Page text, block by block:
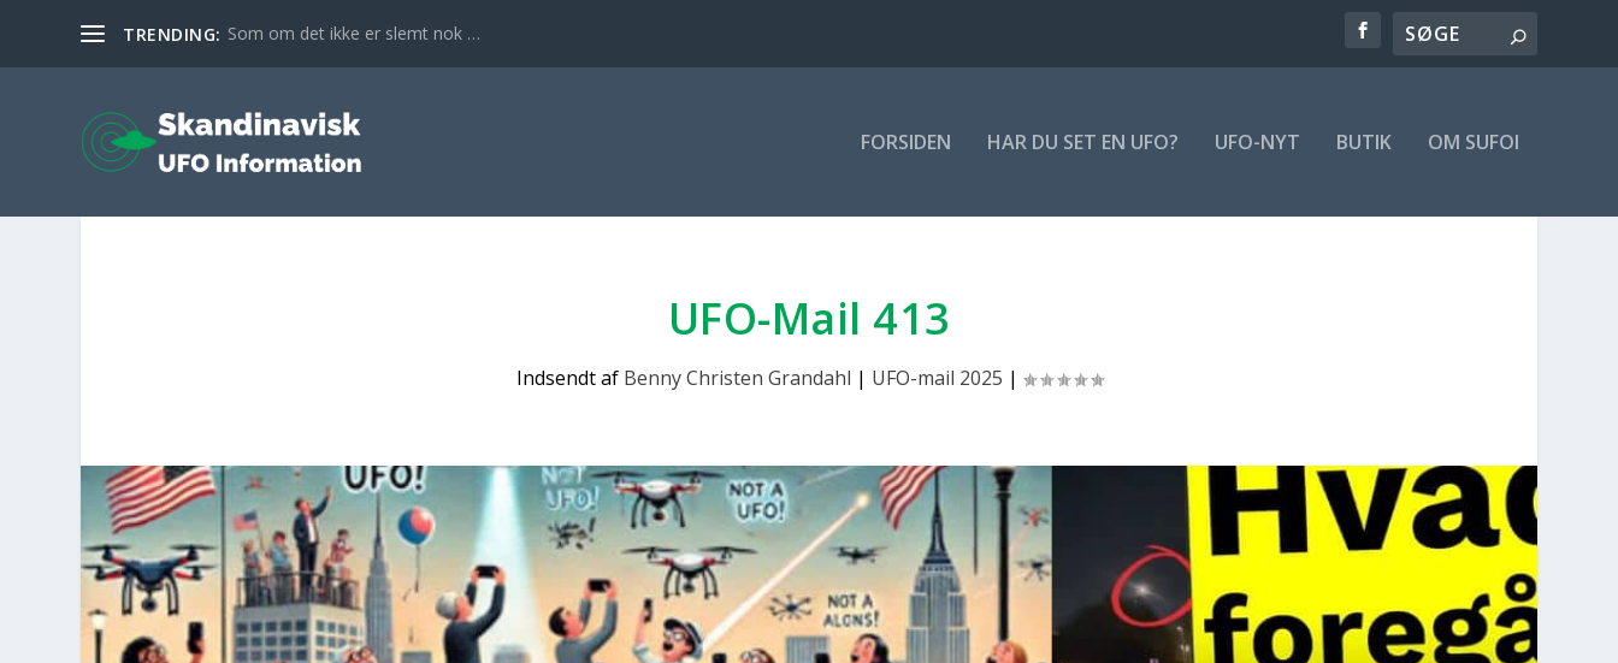
TRENDING: Som om det ikke er slemt nok …
FOR­SI­DEN HAR DU SET EN UFO? UFO-NYT BUTIK OM SUFOI
UFO-Mail 413
Indsendt af Benny Christen Grandahl | UFO-mail 2025 |